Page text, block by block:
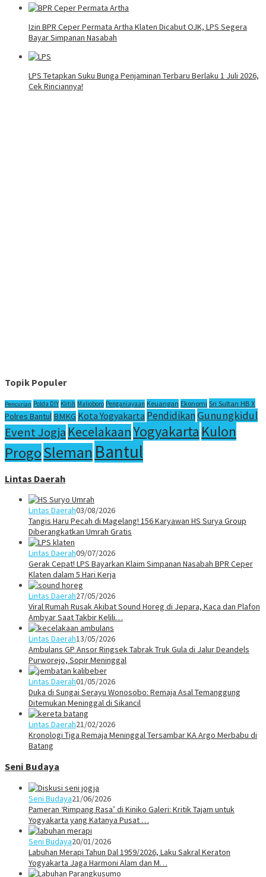
Izin BPR Ceper Permata Artha Klaten Dicabut OJK, LPS Segera
Bayar Simpanan Nasabah
LPS Tetapkan Suku Bunga Penjaminan Terbaru Berlaku 1 Juli 2026,
Cek Rinciannya!
Topik Populer
Pencurian Polda DIY Klitih Malioboro Penganiayaan Keuangan Ekonomi Sri Sultan HB X
Polres Bantul BMKG Kota Yogyakarta PendidikanGunungkidul
Event Jogja KecelakaanYogyakarta Kulon
ProgoSleman Bantul
Lintas Daerah
Lintas Daerah03/08/2026
Tangis Haru Pecah di Magelang! 156 Karyawan HS Surya Group
Diberangkatkan Umrah Gratis
Lintas Daerah09/07/2026
Gerak Cepat! LPS Bayarkan Klaim Simpanan Nasabah BPR Ceper
Klaten dalam 5 Hari Kerja
Lintas Daerah27/05/2026
Viral Rumah Rusak Akibat Sound Horeg di Jepara, Kaca dan Plafon
Ambyar Saat Takbir Kelili…
Lintas Daerah13/05/2026
Ambulans GP Ansor Ringsek Tabrak Truk Gula di Jalur Deandels
Purworejo, Sopir Meninggal
Lintas Daerah01/05/2026
Duka di Sungai Serayu Wonosobo: Remaja Asal Temanggung
Ditemukan Meninggal di Sikancil
Lintas Daerah21/02/2026
Kronologi Tiga Remaja Meninggal Tersambar KA Argo Merbabu di
Batang
Seni Budaya
Seni Budaya21/06/2026
Pameran ‘Rimpang Rasa’ di Kiniko Galeri: Kritik Tajam untuk
Yogyakarta yang Katanya Pusat …
Seni Budaya20/01/2026
Labuhan Merapi Tahun Dal 1959/2026, Laku Sakral Keraton
Yogyakarta Jaga Harmoni Alam dan M…